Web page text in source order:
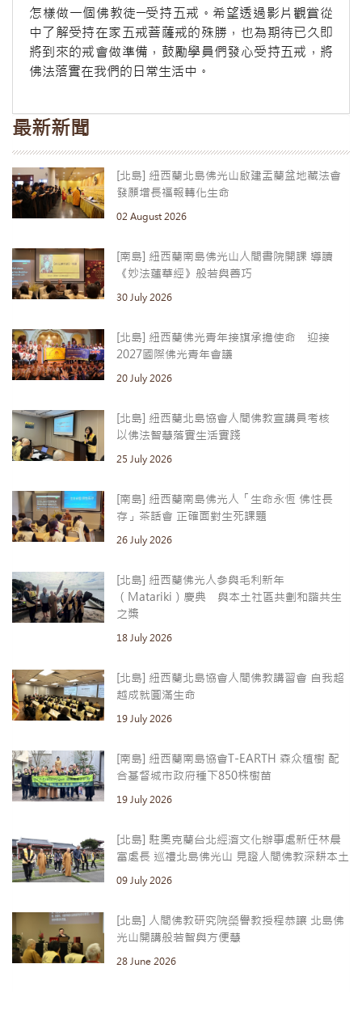
怎樣做一個佛教徒─受持五戒。希望透過影片觀賞從
中了解受持在家五戒菩薩戒的殊勝，也為期待已久即
將到來的戒會做準備，鼓勵學員們發心受持五戒，將
佛法落實在我們的日常生活中。
最新新聞
[北島] 紐西蘭北島佛光山啟建盂蘭盆地藏法會
發願增長福報轉化生命
02 August 2026
[南島] 紐西蘭南島佛光山人間書院開課 導讀
《妙法蓮華經》般若與善巧
30 July 2026
[北島] 紐西蘭佛光青年接旗承擔使命 迎接
2027國際佛光青年會議
20 July 2026
[北島] 紐西蘭北島協會人間佛教宣講員考核
以佛法智慧落實生活實踐
25 July 2026
[南島] 紐西蘭南島佛光人「生命永恆 佛性長
存」茶話會 正確面對生死課題
26 July 2026
[北島] 紐西蘭佛光人參與毛利新年
（Matariki）慶典 與本土社區共劃和諧共生
之槳
18 July 2026
[北島] 紐西蘭北島協會人間佛教講習會 自我超
越成就圓滿生命
19 July 2026
[南島] 紐西蘭南島協會T-EARTH 森众植樹 配
合基督城市政府種下850株樹苗
19 July 2026
[北島] 駐奧克蘭台北經濟文化辦事處新任林晨
富處長 巡禮北島佛光山 見證人間佛教深耕本土
09 July 2026
[北島] 人間佛教研究院榮譽教授程恭讓 北島佛
光山開講般若智與方便慧
28 June 2026